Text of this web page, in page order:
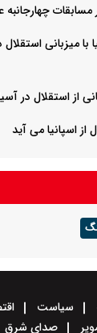
مسابقات
با میزبانی
از استقلال در
اسپانیا می آید
سیاست
صدای شرق